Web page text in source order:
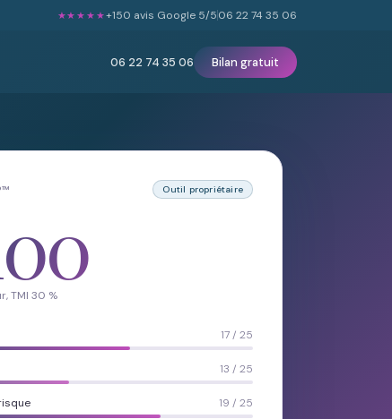
★★★★★+150 avis Google 5/506 22 74 35 06
06 22 74 35 06 Bilan gratuit
Outil propriétaire
TMI 30 %
17 / 25
13 / 25
19 / 25